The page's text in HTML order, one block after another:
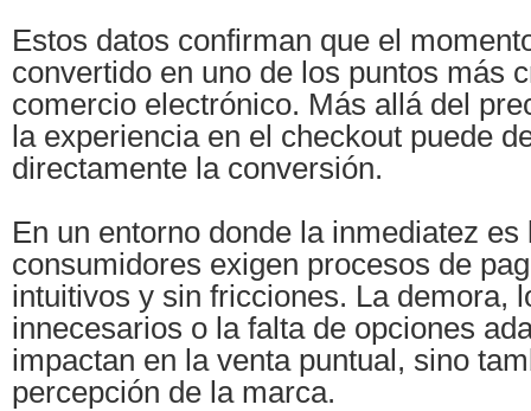
Estos datos confirman que el
convertido en uno de los puntos más
comercio electrónico. Más allá del
la experiencia en el checkout puede
directamente la conversión.
En un entorno donde la inmediatez
consumidores exigen procesos de
intuitivos y sin fricciones. La demora,
innecesarios o la falta de opciones
impactan en la venta puntual, sino
percepción de la marca.